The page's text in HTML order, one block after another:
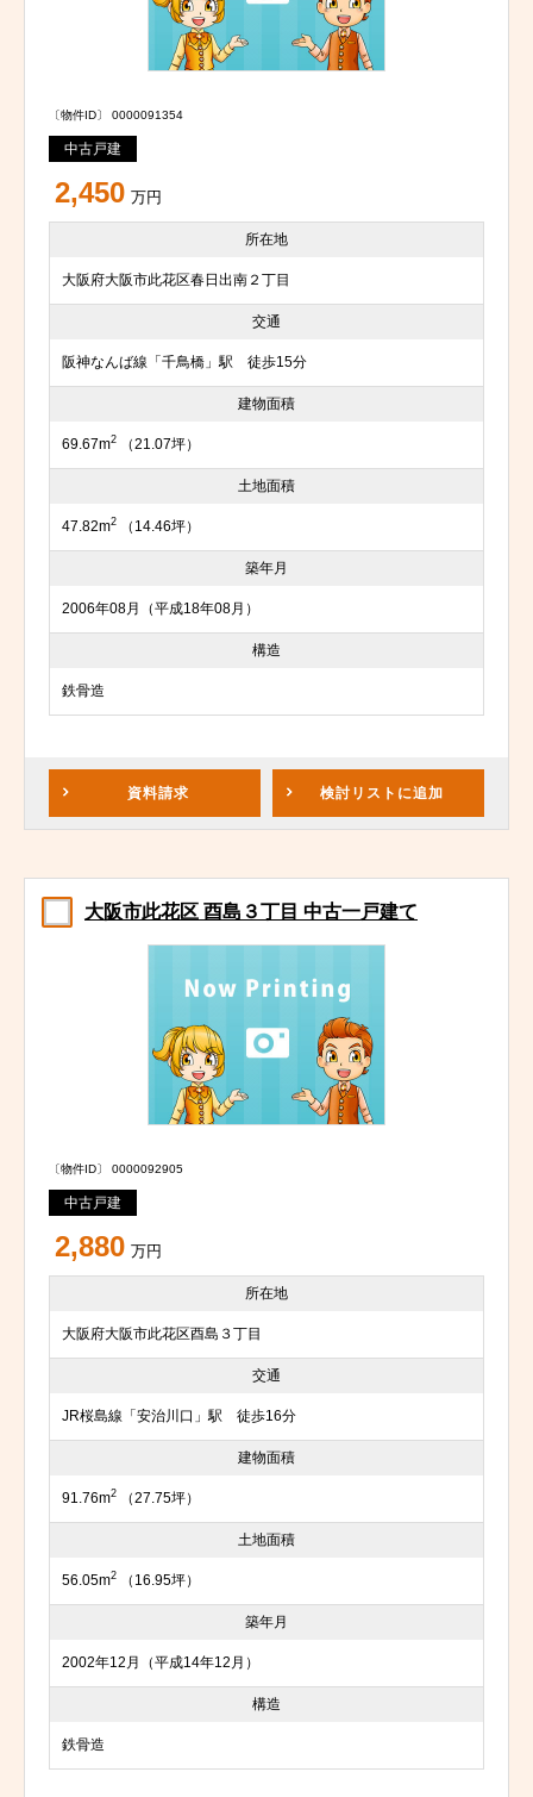
〔物件ID〕 0000091354
中古戸建
2,450 万円
所在地
大阪府大阪市此花区春日出南２丁目
交通
阪神なんば線「千鳥橋」駅 徒歩15分
建物面積
69.67m2 （21.07坪）
土地面積
47.82m2 （14.46坪）
築年月
2006年08月（平成18年08月）
構造
鉄骨造
資料請求 検討リスト に追加
大阪市此花区 酉島３丁目 中古一戸建て
〔物件ID〕 0000092905
中古戸建
2,880 万円
所在地
大阪府大阪市此花区酉島３丁目
交通
JR桜島線「安治川口」駅 徒歩16分
建物面積
91.76m2 （27.75坪）
土地面積
56.05m2 （16.95坪）
築年月
2002年12月（平成14年12月）
構造
鉄骨造